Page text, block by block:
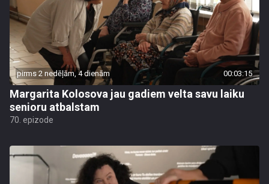
pirms 2 nedēļām, 4 dienām 00:03:15
Margarita Kolosova jau gadiem velta savu laiku
senioru atbalstam
70. epizode